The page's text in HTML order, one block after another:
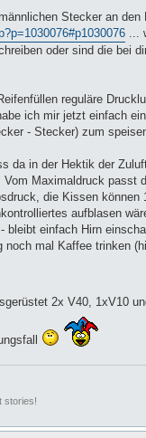
Stecker an
...
oder sind die bei
reguläre
ich mir jetzt einfach
- Stecker) zum
da in der Hektik der
Maximaldruck passt
die Kissen können
aufblasen
bleibt einfach Hirn
noch mal Kaffee trinken
2x V40, 1xV10
stories!